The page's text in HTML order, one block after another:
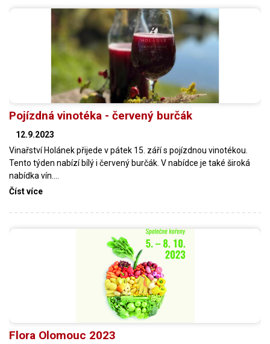
Pojízdná vinotéka - červený burčák
12.9.2023
Vinařství Holánek přijede v pátek 15. září s pojízdnou vinotékou.
Tento týden nabízí bílý i červený burčák. V nabídce je také široká
nabídka vín.…
Číst více
Flora Olomouc 2023